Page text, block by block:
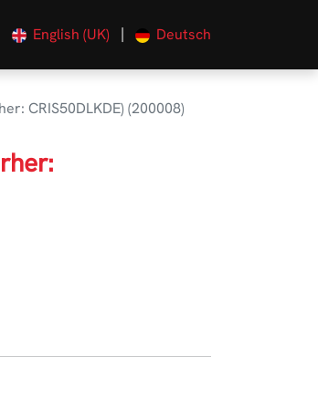
English (UK) | Deutsch
CRIS50DLKDE) (200008)